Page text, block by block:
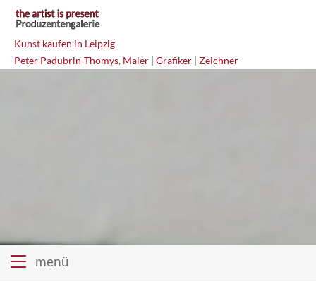
Kunst kaufen in Leipzig
Peter Padubrin-Thomys, Maler | Grafiker | Zeichner
menü